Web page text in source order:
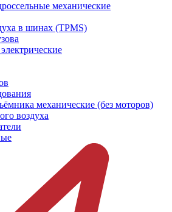
механические
в шинах (TPMS)
механические (без моторов)
воздуха